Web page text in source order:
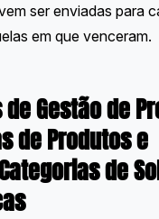
ser enviadas para
em que venceram.
Gestão de
de Produtos e
de